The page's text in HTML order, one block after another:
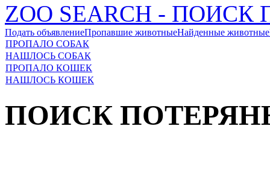
ZOO SEARCH -
Подать объявлениеПропавшие животныеНайденные животные
ПРОПАЛО СОБАК
НАШЛОСЬ СОБАК
ПРОПАЛО КОШЕК
НАШЛОСЬ КОШЕК
ПОИСК